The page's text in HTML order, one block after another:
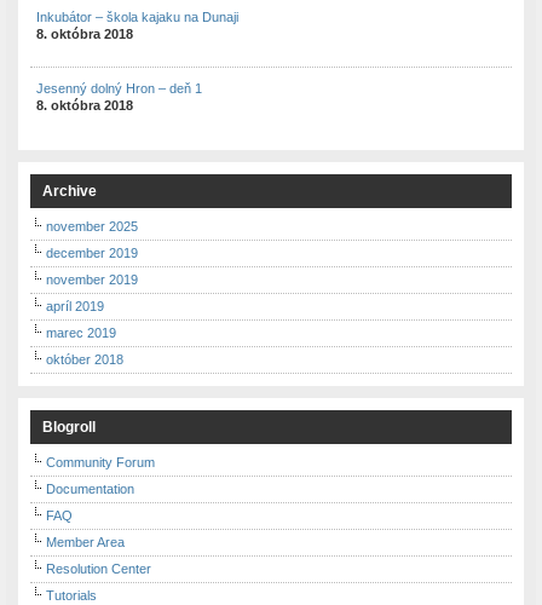
Inkubátor – škola kajaku na Dunaji
8. októbra 2018
Jesenný dolný Hron – deň 1
8. októbra 2018
Archive
november 2025
december 2019
november 2019
apríl 2019
marec 2019
október 2018
Blogroll
Community Forum
Documentation
FAQ
Member Area
Resolution Center
Tutorials